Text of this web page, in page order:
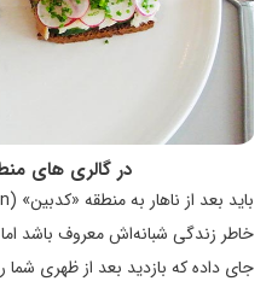
در گالری ‌های
خاطر زندگی شبانه‌اش معروف باشد
جای داده که بازدید بعد از ظهری شما